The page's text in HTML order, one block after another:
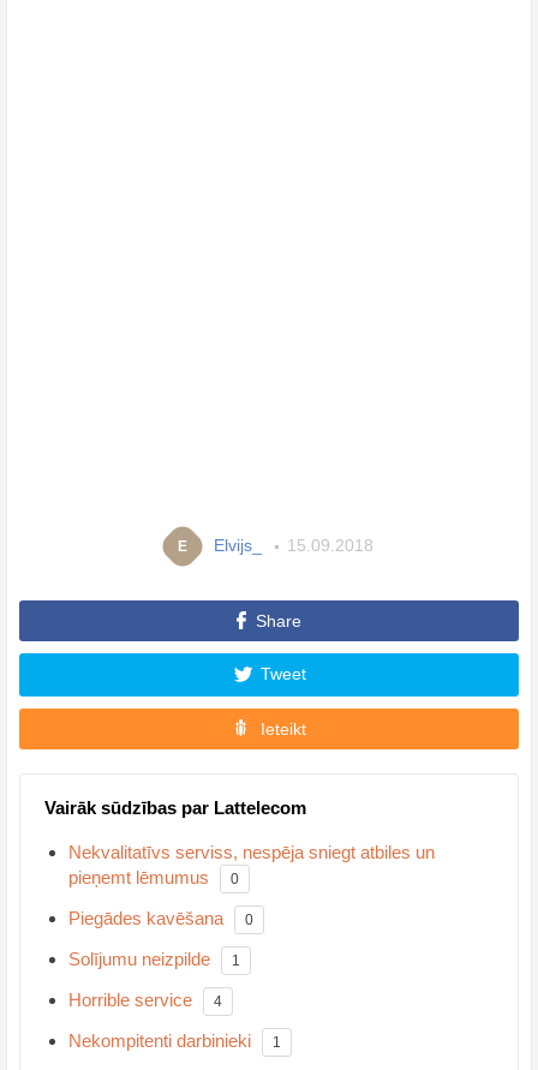
E Elvijs_ 15.09.2018
Share
Tweet
Ieteikt
Vairāk sūdzības par Lattelecom
Nekvalitatīvs serviss, nespēja sniegt atbiles un
pieņemt lēmumus
0
Piegādes kavēšana 0
Solījumu neizpilde 1
Horrible service 4
Nekompitenti darbinieki 1